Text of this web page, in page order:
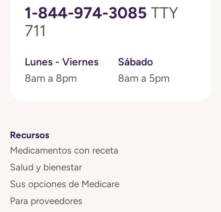
1-844-974-3085 TTY
711
Lunes - Viernes
8am a 8pm
Sábado
8am a 5pm
Recursos
Medicamentos con receta
Salud y bienestar
Sus opciones de Medicare
Para proveedores